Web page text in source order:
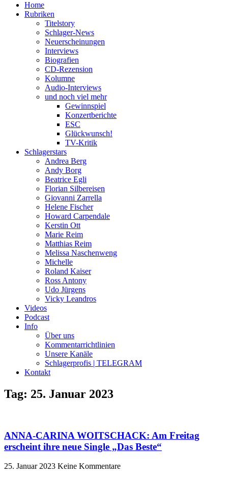
Home
Rubriken
Titelstory
Schlager-News
Neuerscheinungen
Interviews
Biografien
CD-Rezension
Kolumne
Audio-Interviews
und noch viel mehr
Gewinnspiel
Konzertberichte
ESC
Glückwunsch!
TV-Kritik
Schlagerstars
Andrea Berg
Andy Borg
Beatrice Egli
Florian Silbereisen
Giovanni Zarrella
Helene Fischer
Howard Carpendale
Kerstin Ott
Marie Reim
Matthias Reim
Melissa Naschenweng
Michelle
Roland Kaiser
Ross Antony
Udo Jürgens
Vicky Leandros
Videos
Podcast
Info
Über uns
Kommentarrichtlinien
Unsere Kanäle
Schlagerprofis | TELEGRAM
Kontakt
Tag: 25. Januar 2023
ANNA-CARINA WOITSCHACK: Am Freitag
erscheint ihre neue Single „Das Beste“
25. Januar 2023 Keine Kommentare